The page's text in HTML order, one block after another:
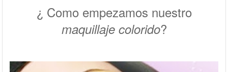
¿ Como empezamos nuestro
maquillaje colorido?